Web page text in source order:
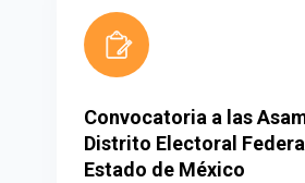
Convocatoria a las
Distrito Electoral
Estado de México